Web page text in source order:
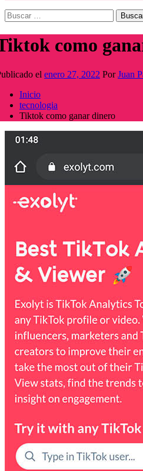
Buscar:
como
el enero 27, 2022 PorJuan
Inicio
tecnologia
Tiktok como ganar dinero